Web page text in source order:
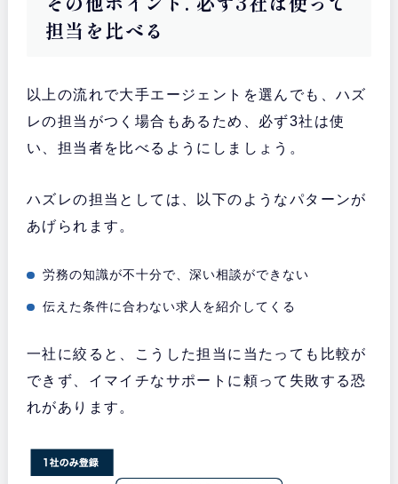
担当を比べる
以上の流れで大手エージェントを選んでも、ハズ
レの担当がつく場合もあるため、必ず3社は使
い、担当者を比べるようにしましょう。
ハズレの担当としては、以下のようなパターンが
あげられます。
労務の知識が不十分で、深い相談ができない
伝えた条件に合わない求人を紹介してくる
一社に絞ると、こうした担当に当たっても比較が
できず、イマイチなサポートに頼って失敗する恐
れがあります。